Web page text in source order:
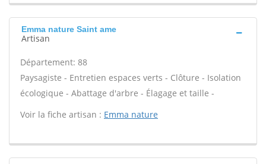
Emma nature Saint ame
Artisan
Département: 88
Paysagiste - Entretien espaces verts - Clôture - Isolation
écologique - Abattage d'arbre - Élagage et taille -
Voir la fiche artisan : Emma nature